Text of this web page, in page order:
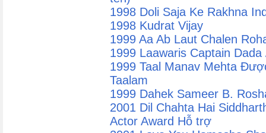
1998 Doli Saja Ke Rakhna
1998 Kudrat Vijay
1999 Aa Ab Laut Chalen
1999 Laawaris Captain Dada
1999 Taal Manav Mehta
Taalam
1999 Dahek Sameer B.
2001 Dil Chahta Hai
Actor Award Hỗ trợ